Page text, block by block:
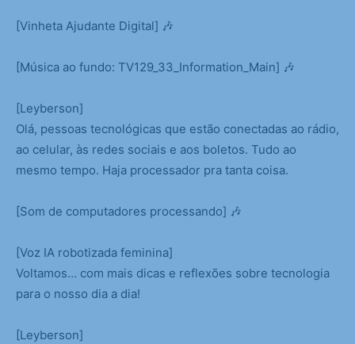
[Vinheta Ajudante Digital] 🎶
[Música ao fundo: TV129_33_Information_Main] 🎶
[Leyberson]
Olá, pessoas tecnológicas que estão conectadas ao rádio,
ao celular, às redes sociais e aos boletos. Tudo ao
mesmo tempo. Haja processador pra tanta coisa.
[Som de computadores processando] 🎶
[Voz IA robotizada feminina]
Voltamos… com mais dicas e reflexões sobre tecnologia
para o nosso dia a dia!
[Leyberson]